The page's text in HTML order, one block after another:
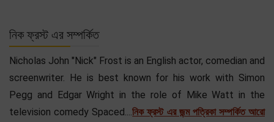
নিক ফ্রস্ট এর সম্পর্কিত
Nicholas John "Nick" Frost is an English actor, comedian and
screenwriter. He is best known for his work with Simon
Pegg and Edgar Wright in the role of Mike Watt in the
television comedy Spaced....নিক ফ্রস্ট এর জন্ম পত্রিকা সম্পর্কিত আরো